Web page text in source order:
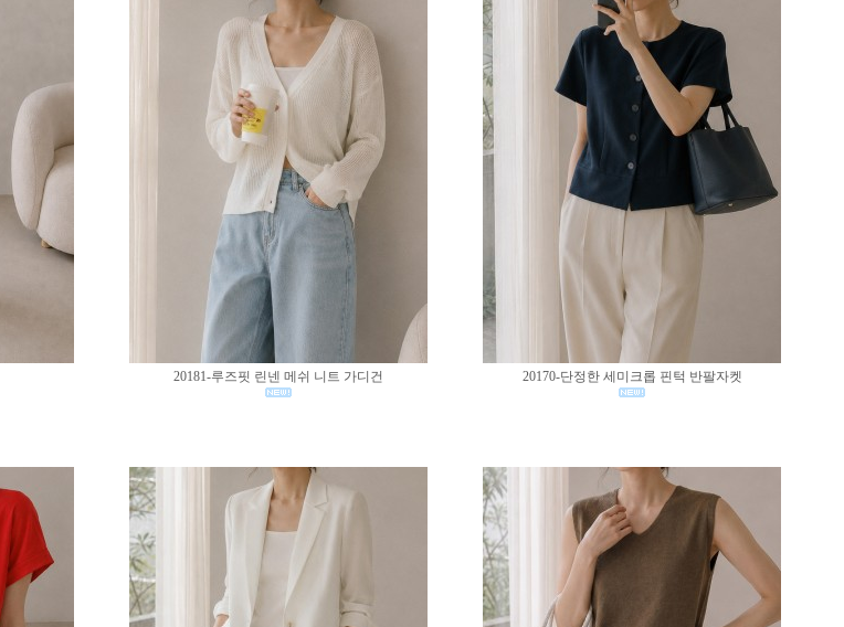
20181-루즈핏 린넨 메쉬 니트 가디건 20170-단정한 세미크롭 핀턱 반팔자켓